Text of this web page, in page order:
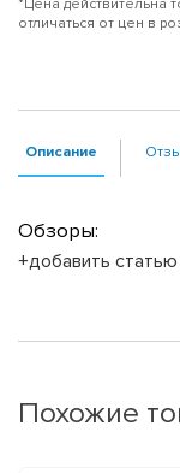
*Цена действительна
отличаться от цен в
Описание
Обзоры:
+добавить
Похожие